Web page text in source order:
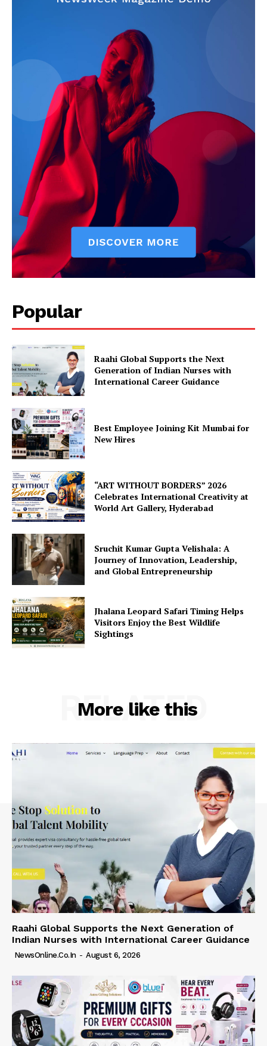
Popular
Raahi Global Supports the Next
Generation of Indian Nurses with
International Career Guidance
Best Employee Joining Kit Mumbai for
New Hires
“ART WITHOUT BORDERS” 2026
Celebrates International Creativity at
World Art Gallery, Hyderabad
Sruchit Kumar Gupta Velishala: A
Journey of Innovation, Leadership,
and Global Entrepreneurship
Jhalana Leopard Safari Timing Helps
Visitors Enjoy the Best Wildlife
Sightings
More like this
RELATED
Raahi Global Supports the Next Generation of
Indian Nurses with International Career Guidance
NewsOnline.co.in - August 6, 2026